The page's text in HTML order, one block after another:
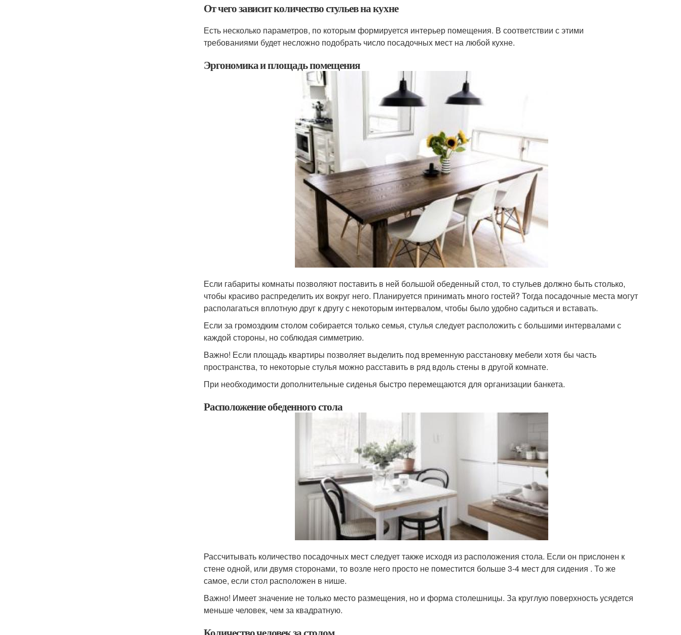
От чего зависит количество стульев на кухне
Есть несколько параметров, по которым формируется интерьер помещения. В соответствии с этими
требованиями будет несложно подобрать число посадочных мест на любой кухне.
Эргономика и площадь помещения
Если габариты комнаты позволяют поставить в ней большой обеденный стол, то стульев должно быть столько,
чтобы красиво распределить их вокруг него. Планируется принимать много гостей? Тогда посадочные места могут
располагаться вплотную друг к другу с некоторым интервалом, чтобы было удобно садиться и вставать.
Если за громоздким столом собирается только семья, стулья следует расположить с большими интервалами с
каждой стороны, но соблюдая симметрию.
Важно! Если площадь квартиры позволяет выделить под временную расстановку мебели хотя бы часть
пространства, то некоторые стулья можно расставить в ряд вдоль стены в другой комнате.
При необходимости дополнительные сиденья быстро перемещаются для организации банкета.
Расположение обеденного стола
Рассчитывать количество посадочных мест следует также исходя из расположения стола. Если он прислонен к
стене одной, или двумя сторонами, то возле него просто не поместится больше 3-4 мест для сидения . То же
самое, если стол расположен в нише.
Важно! Имеет значение не только место размещения, но и форма столешницы. За круглую поверхность усядется
меньше человек, чем за квадратную.